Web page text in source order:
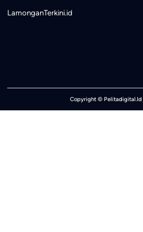
LamonganTerkini.id
Copyright © Pelitadigital.Id